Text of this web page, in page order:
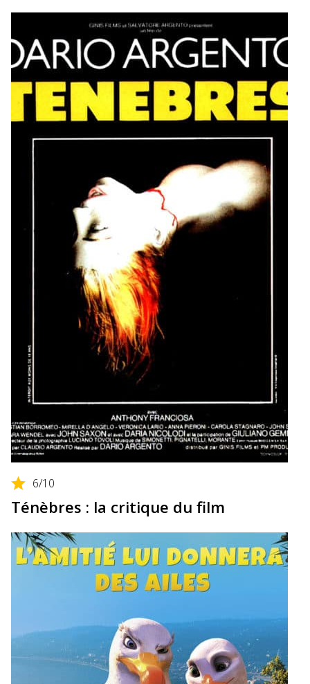
6/10
Ténèbres : la critique du film